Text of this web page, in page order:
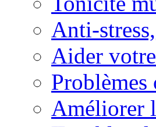
Anti-
Aider
Améliorer